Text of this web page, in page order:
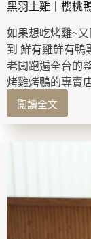
黑羽土雞丨櫻桃
如果想吃烤雞~
到 鮮有雞鮮有鴨
老闆跑遍全台的
烤雞烤鴨的專賣
閱讀全文
屏
東
雞
鮮